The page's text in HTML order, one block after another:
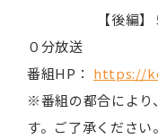
【後編】５月
０分放送
番組HP： https://
※番組の都合により
す。ご了承ください。